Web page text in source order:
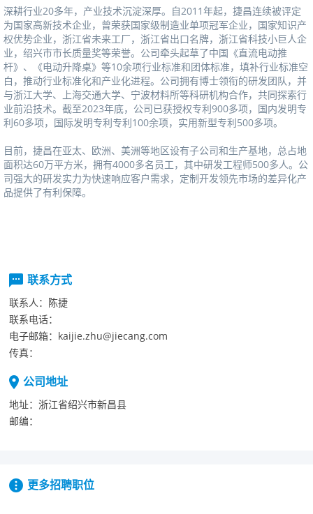
深耕行业20多年，产业技术沉淀深厚。自2011年起，捷昌连续被评定
为国家高新技术企业，曾荣获国家级制造业单项冠军企业，国家知识产
权优势企业，浙江省未来工厂，浙江省出口名牌，浙江省科技小巨人企
业，绍兴市市长质量奖等荣誉。公司牵头起草了中国《直流电动推
杆》、《电动升降桌》等10余项行业标准和团体标准，填补行业标准空
白，推动行业标准化和产业化进程。公司拥有博士领衔的研发团队，并
与浙江大学、上海交通大学、宁波材料所等科研机构合作，共同探索行
业前沿技术。截至2023年底，公司已获授权专利900多项，国内发明专
利60多项，国际发明专利专利100余项，实用新型专利500多项。
目前，捷昌在亚太、欧洲、美洲等地区设有子公司和生产基地，总占地
面积达60万平方米，拥有4000多名员工，其中研发工程师500多人。公
司强大的研发实力为快速响应客户需求，定制开发领先市场的差异化产
品提供了有利保障。
联系方式
联系人： 陈捷
联系电话：
电子邮箱： kaijie.zhu@jiecang.com
传真：
公司地址
地址： 浙江省绍兴市新昌县
邮编：
更多招聘职位